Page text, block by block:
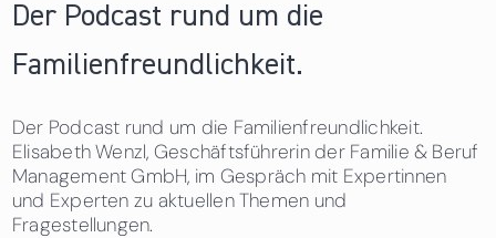
Der Podcast rund um die
Familienfreundlichkeit.
Der Podcast rund um die Familienfreundlichkeit.
Elisabeth Wenzl, Geschäftsführerin der Familie & Beruf
Management GmbH, im Gespräch mit Expertinnen
und Experten zu aktuellen Themen und
Fragestellungen.